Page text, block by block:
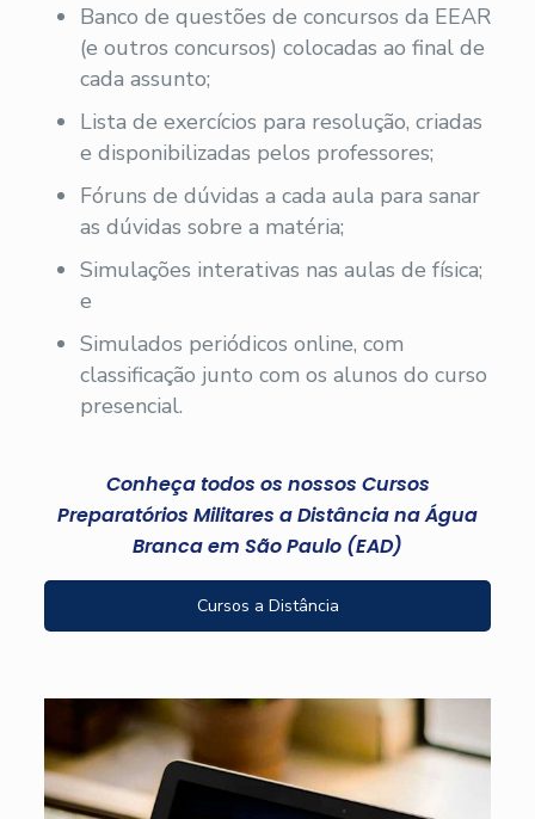
Banco de questões de concursos da EEAR
(e outros concursos) colocadas ao final de
cada assunto;
Lista de exercícios para resolução, criadas
e disponibilizadas pelos professores;
Fóruns de dúvidas a cada aula para sanar
as dúvidas sobre a matéria;
Simulações interativas nas aulas de física;
e
Simulados periódicos online, com
classificação junto com os alunos do curso
presencial.
Conheça todos os nossos Cursos
Preparatórios Militares a Distância na Água
Branca em São Paulo (EAD)
Cursos a Distância